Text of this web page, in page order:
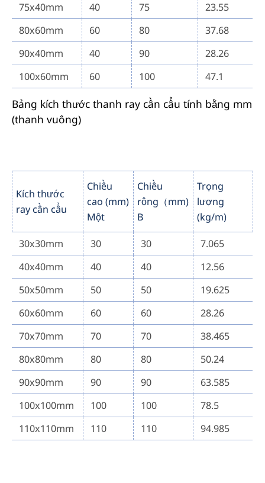
75x40mm
40 75
23.55
80x60mm
60 80
37.68
90x40mm
40 90
28.26
100x60mm
60 100 47.1
Bảng kích thước thanh ray cần cẩu tính bằng mm
(thanh vuông)
Kích thước
ray cần cẩu
Chiều
cao (mm)
Một
Chiều
rộng（mm)
B
Trọng
lượng
(kg/m)
30x30mm 30 30
7.065
40x40mm
40 40
12.56
50x50mm
50 50
19.625
60x60mm
60 60
28.26
70x70mm
70 70
38.465
80x80mm
80 80
50.24
90x90mm
90 90
63.585
100x100mm
100 100
78.5
110x110mm
110 110 94.985